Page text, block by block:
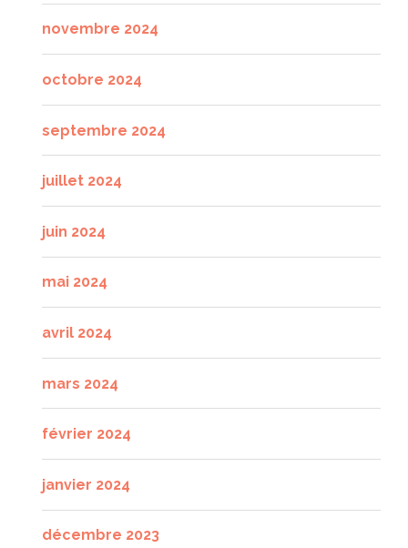
novembre 2024
octobre 2024
septembre 2024
juillet 2024
juin 2024
mai 2024
avril 2024
mars 2024
février 2024
janvier 2024
décembre 2023